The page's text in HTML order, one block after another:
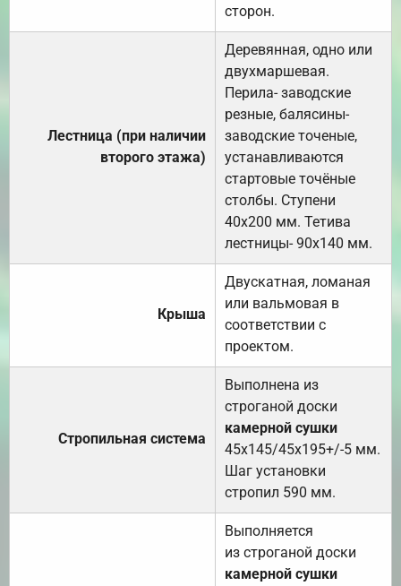
сторон.
Лестница (при наличии
второго этажа)
Деревянная, одно или
двухмаршевая.
Перила- заводские
резные, балясины-
заводские точеные,
устанавливаются
стартовые точёные
столбы. Ступени
40х200 мм. Тетива
лестницы- 90х140 мм.
Крыша
Двускатная, ломаная
или вальмовая в
соответствии с
проектом.
Стропильная система
Выполнена из
строганой доски
камерной сушки
45х145/45х195+/-5 мм.
Шаг установки
стропил 590 мм.
Выполняется
из строганой доски
камерной сушки